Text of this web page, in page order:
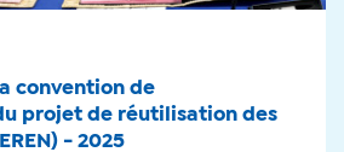
convention de
projet de réutilisation des
- 2025